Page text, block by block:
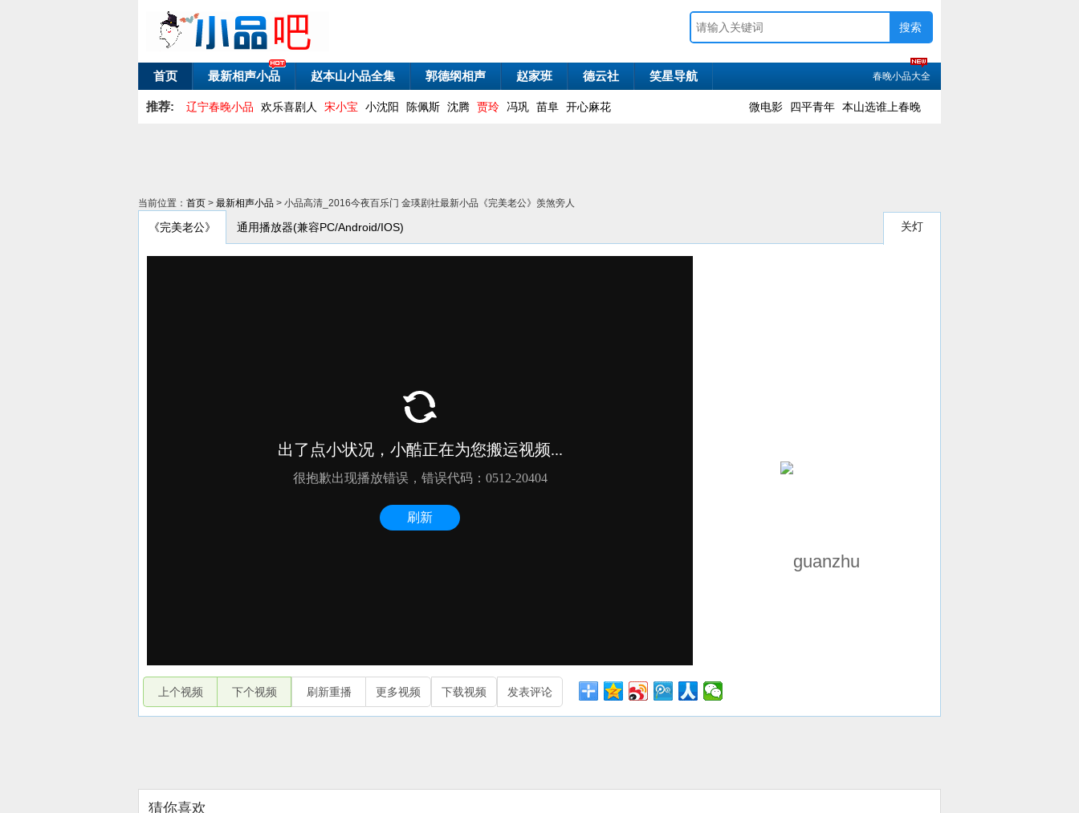
首页 最新相声小品 赵本山小品全集 郭德纲相声 赵家班 德云社 笑星导航 春晚小品大全
推荐: 辽宁春晚小品 欢乐喜剧人 宋小宝 小沈阳 陈佩斯 沈腾 贾玲 冯巩 苗阜 开心麻花 微电影 四平青年 本山选谁上春晚
当前位置： 首页 > 最新相声小品 > 小品高清_2016今夜百乐门 金瑛剧社最新小品《完美老公》羡煞旁人
《完美老公》 通用播放器(兼容PC/Android/IOS) 关灯
上个视频 下个视频 刷新重播 更多视频 下载视频 发表评论
猜你喜欢